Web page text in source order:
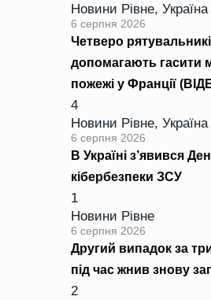
Новини Рівне, Україна
6 серпня 2026
Четверо
допомагають гасити
пожежі у Франції
4
Новини Рівне, Україна
6 серпня 2026
В Україні з’явився
кібербезпеки ЗСУ
1
Новини Рівне
6 серпня 2026
Другий випадок за
під час жнив знову
2